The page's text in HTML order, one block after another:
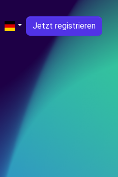
Jetzt registrieren